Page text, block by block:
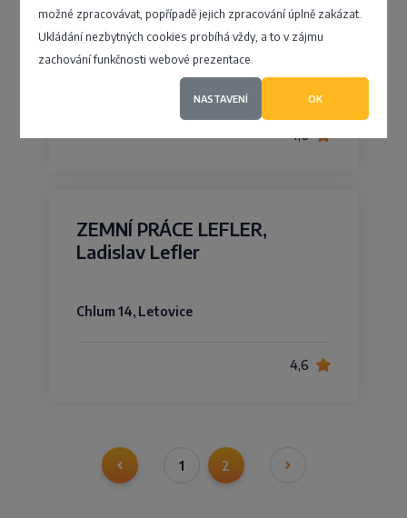
možné zpracovávat, popřípadě jejich zpracování úplně zakázat.
Ukládání nezbytných cookies probíhá vždy, a to v zájmu
zachování funkčnosti webové prezentace.
NASTAVENÍ OK
náš stavbyvedoucí, vysvětlí vám celou
problematiku dané stavby,…
Huntířov 192, Děčín
4,6
ZEMNÍ PRÁCE LEFLER,
Ladislav Lefler
Chlum 14, Letovice
4,6
1 2